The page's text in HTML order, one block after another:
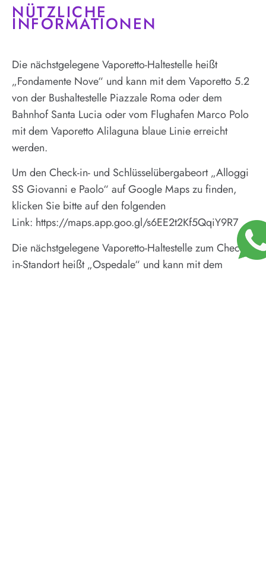
NÜTZLICHE
INFORMATIONEN
Die nächstgelegene Vaporetto-Haltestelle heißt
„Fondamente Nove“ und kann mit dem Vaporetto 5.2
von der Bushaltestelle Piazzale Roma oder dem
Bahnhof Santa Lucia oder vom Flughafen Marco Polo
mit dem Vaporetto Alilaguna blaue Linie erreicht
werden.
Um den Check-in- und Schlüsselübergabeort „Alloggi
SS Giovanni e Paolo“ auf Google Maps zu finden,
klicken Sie bitte auf den folgenden
Link: https://maps.app.goo.gl/s6EE2t2Kf5QqiY9R7
Die nächstgelegene Vaporetto-Haltestelle zum Check-
in-Standort heißt „Ospedale“ und kann mit dem